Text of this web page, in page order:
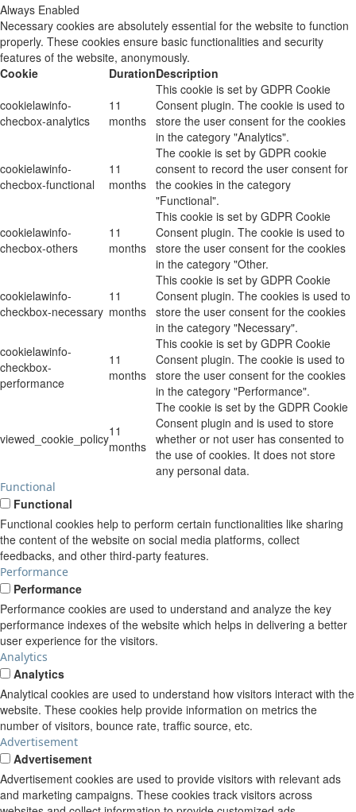
Always Enabled
Necessary cookies are absolutely essential for the website to function
properly. These cookies ensure basic functionalities and security
features of the website, anonymously.
Cookie
DurationDescription
cookielawinfo-
checbox-analytics
11
months
This cookie is set by GDPR Cookie
Consent plugin. The cookie is used to
store the user consent for the cookies
in the category "Analytics".
cookielawinfo-
checbox-functional
11
months
The cookie is set by GDPR cookie
consent to record the user consent for
the cookies in the category
"Functional".
cookielawinfo-
checbox-others
11
months
This cookie is set by GDPR Cookie
Consent plugin. The cookie is used to
store the user consent for the cookies
in the category "Other.
cookielawinfo-
checkbox-necessary
11
months
This cookie is set by GDPR Cookie
Consent plugin. The cookies is used to
store the user consent for the cookies
in the category "Necessary".
cookielawinfo-
checkbox-
performance
11
months
This cookie is set by GDPR Cookie
Consent plugin. The cookie is used to
store the user consent for the cookies
in the category "Performance".
viewed_cookie_policy11
months
The cookie is set by the GDPR Cookie
Consent plugin and is used to store
whether or not user has consented to
the use of cookies. It does not store
any personal data.
Functional
Functional
Functional cookies help to perform certain functionalities like sharing
the content of the website on social media platforms, collect
feedbacks, and other third-party features.
Performance
Performance
Performance cookies are used to understand and analyze the key
performance indexes of the website which helps in delivering a better
user experience for the visitors.
Analytics
Analytics
Analytical cookies are used to understand how visitors interact with the
website. These cookies help provide information on metrics the
number of visitors, bounce rate, traffic source, etc.
Advertisement
Advertisement
Advertisement cookies are used to provide visitors with relevant ads
and marketing campaigns. These cookies track visitors across